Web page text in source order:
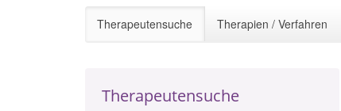
Therapeutensuche Therapien / Verfahren
Therapeutensuche